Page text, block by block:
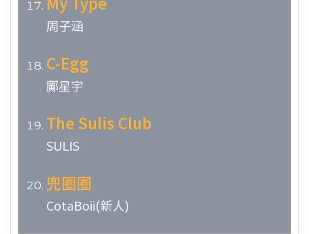
周子涵
C-Egg
鄺星宇
The Sulis Club
SULIS
兜圈圈
CotaBoii(新人)